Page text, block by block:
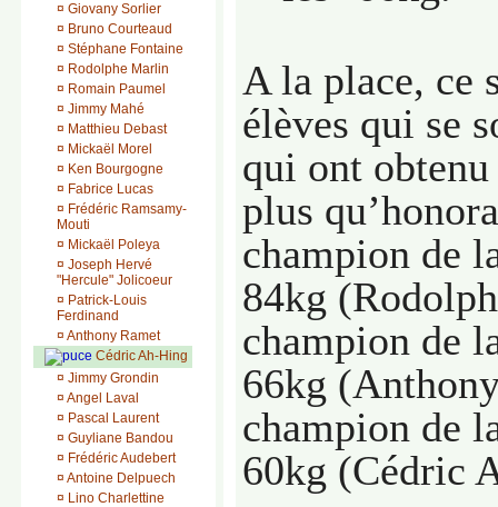
¤ Giovany Sorlier
¤ Bruno Courteaud
¤ Stéphane Fontaine
¤ Rodolphe Marlin
¤ Romain Paumel
¤ Jimmy Mahé
¤ Matthieu Debast
¤ Mickaël Morel
¤ Ken Bourgogne
¤ Fabrice Lucas
¤ Frédéric Ramsamy-
Mouti
¤ Mickaël Poleya
¤ Joseph Hervé
"Hercule" Jolicoeur
¤ Patrick-Louis
Ferdinand
¤ Anthony Ramet
Cédric Ah-Hing
¤ Jimmy Grondin
¤ Angel Laval
¤ Pascal Laurent
¤ Guyliane Bandou
¤ Frédéric Audebert
¤ Antoine Delpuech
¤ Lino Charlettine
A la place, ce
élèves qui se
qui ont
plus
champion de
84kg
champion de
66kg
champion de
60kg (Cédric